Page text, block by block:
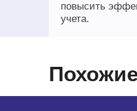
повысить
учета.